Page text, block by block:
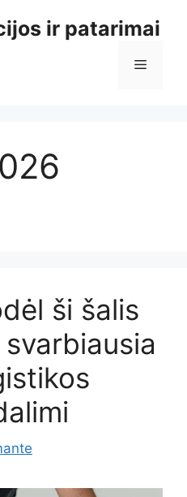
ir patarimai
Meniu
ši šalis